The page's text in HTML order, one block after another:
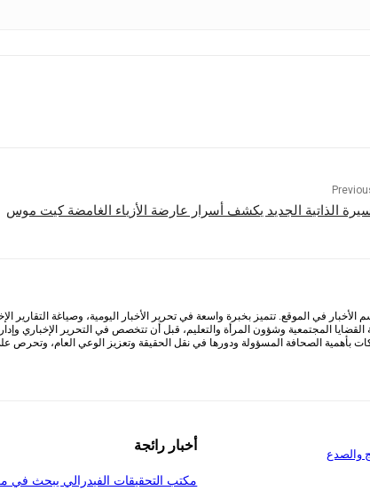
الذاتية الجديد يكشف أسرار عارضة الأزياء الغامضة كيت موس
في الموقع. تتميز بخبرة واسعة في تحرير الأخبار اليومية، وصياغة التقارير
المجتمعية وشؤون المرأة والتعليم، قبل أن تتخصص في التحرير الإخباري
الصحافة المسؤولة ودورها في نقل الحقيقة وتعزيز الوعي العام، وتحرص على
والصدع
أخبار رائجة